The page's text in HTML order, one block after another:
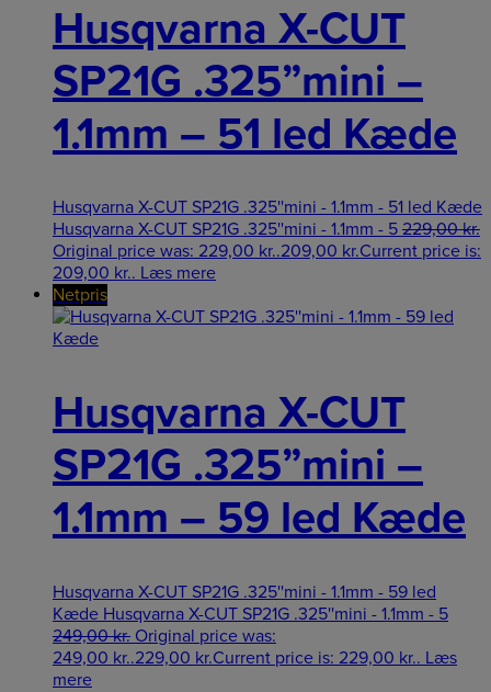
Husqvarna X-CUT
SP21G .325”mini –
1.1mm – 51 led Kæde
Husqvarna X-CUT SP21G .325''mini - 1.1mm - 51 led Kæde
Husqvarna X-CUT SP21G .325''mini - 1.1mm - 5 229,00kr.
Original price was: 229,00 kr..209,00 kr.Current price is:
209,00 kr.. Læs mere
Netpris
Husqvarna X-CUT
SP21G .325”mini –
1.1mm – 59 led Kæde
Husqvarna X-CUT SP21G .325''mini - 1.1mm - 59 led
Kæde Husqvarna X-CUT SP21G .325''mini - 1.1mm - 5
249,00kr. Original price was:
249,00 kr..229,00 kr.Current price is: 229,00 kr.. Læs
mere